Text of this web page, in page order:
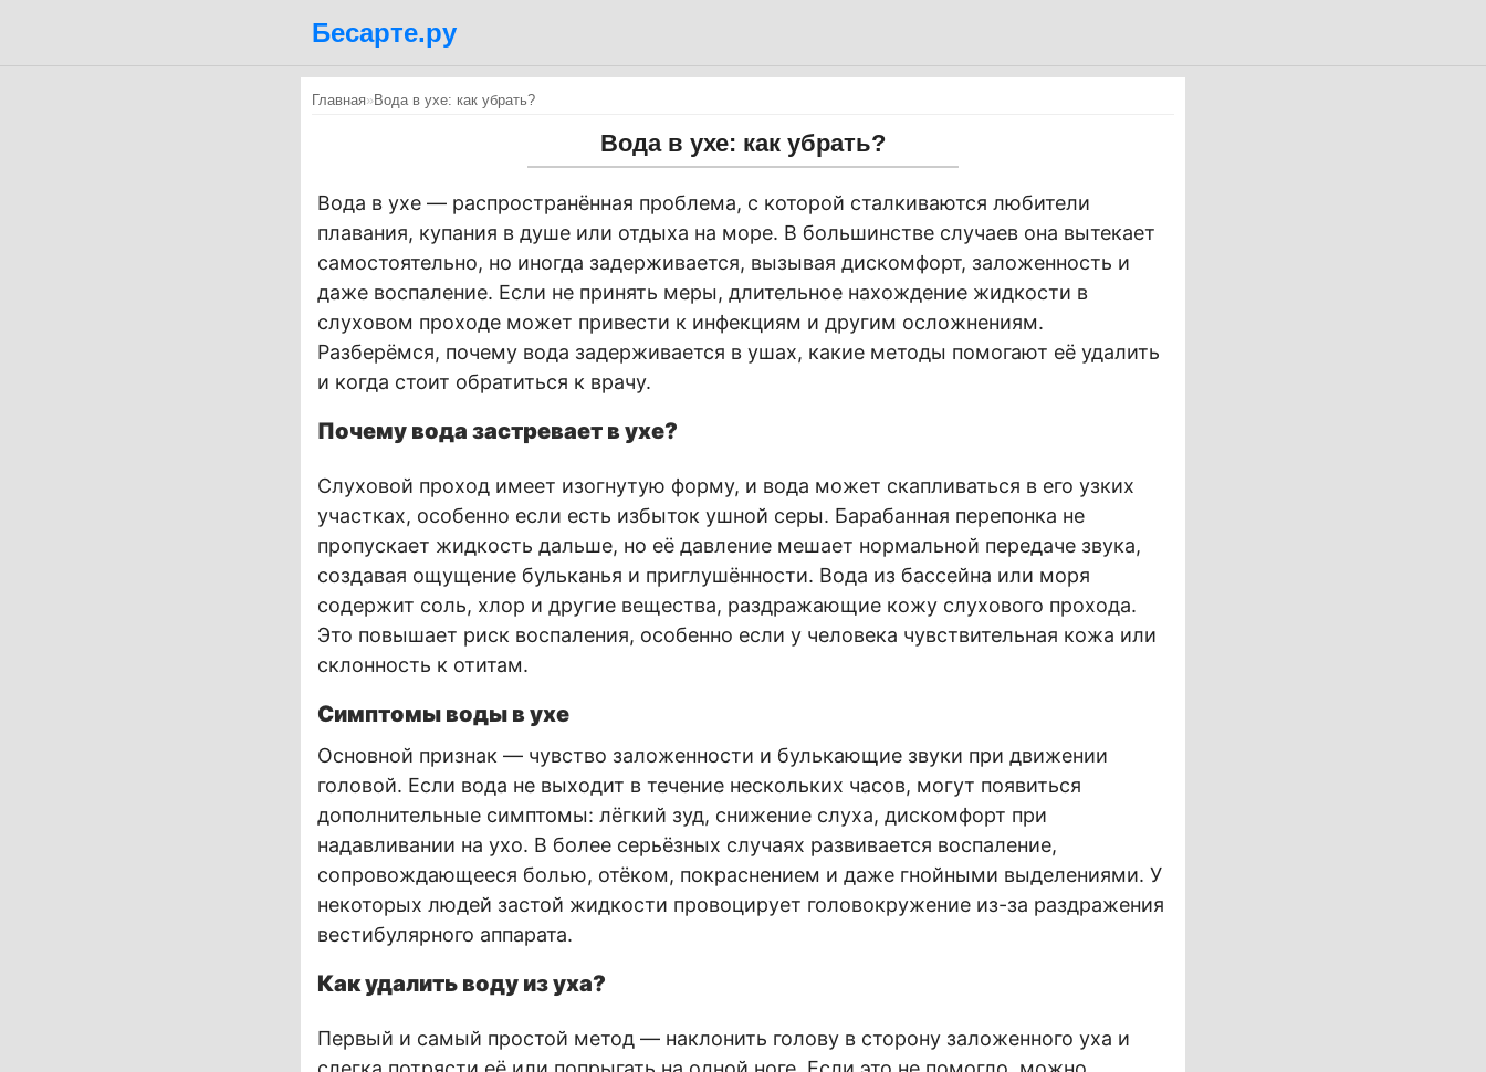
Бесарте.ру
Главная»Вода в ухе: как убрать?
Вода в ухе: как убрать?
Вода в ухе — распространённая проблема, с которой сталкиваются любители
плавания, купания в душе или отдыха на море. В большинстве случаев она вытекает
самостоятельно, но иногда задерживается, вызывая дискомфорт, заложенность и
даже воспаление. Если не принять меры, длительное нахождение жидкости в
слуховом проходе может привести к инфекциям и другим осложнениям.
Разберёмся, почему вода задерживается в ушах, какие методы помогают её удалить
и когда стоит обратиться к врачу.
Почему вода застревает в ухе?
Слуховой проход имеет изогнутую форму, и вода может скапливаться в его узких
участках, особенно если есть избыток ушной серы. Барабанная перепонка не
пропускает жидкость дальше, но её давление мешает нормальной передаче звука,
создавая ощущение бульканья и приглушённости. Вода из бассейна или моря
содержит соль, хлор и другие вещества, раздражающие кожу слухового прохода.
Это повышает риск воспаления, особенно если у человека чувствительная кожа или
склонность к отитам.
Симптомы воды в ухе
Основной признак — чувство заложенности и булькающие звуки при движении
головой. Если вода не выходит в течение нескольких часов, могут появиться
дополнительные симптомы: лёгкий зуд, снижение слуха, дискомфорт при
надавливании на ухо. В более серьёзных случаях развивается воспаление,
сопровождающееся болью, отёком, покраснением и даже гнойными выделениями. У
некоторых людей застой жидкости провоцирует головокружение из-за раздражения
вестибулярного аппарата.
Как удалить воду из уха?
Первый и самый простой метод — наклонить голову в сторону заложенного уха и